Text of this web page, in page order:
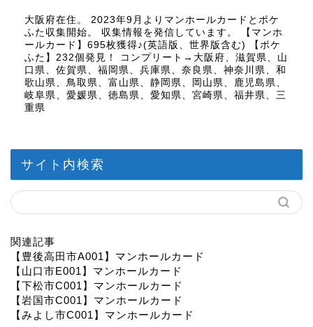
大阪府在住。 2023年9月よりマンホールカードとポケ
ふた収集開始。 収集情報を発信しています。 【マンホ
ールカード】695枚獲得♪(英語版、世界版含む) 【ポケ
ふた】232個発見！ コンプリート→大阪府、滋賀県、山
口県、佐賀県、福岡県、兵庫県、奈良県、神奈川県、和
歌山県、鳥取県、富山県、静岡県、岡山県、鹿児島県、
岐阜県、愛媛県、徳島県、愛知県、宮崎県、福井県、三
重県
サイト内検索
関連記事
【豊後高田市A001】マンホールカード
【山口市E001】マンホールカード
【下松市C001】マンホールカード
【岩国市C001】マンホールカード
【みよし市C001】マンホールカード